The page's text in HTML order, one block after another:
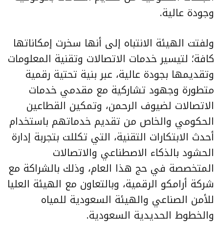
وجودة عالية.
ولفتت الهيئة الانتباه إلى أنها سخرت إمكاناتها
كافة؛ لتيسير خدمات الاتصالات وتقنية المعلومات
وتقديمها بجودة عالية، عبر بنية تحتية رقمية
متطورة وجهود تشاركية مع مقدمي خدمات
الاتصالات لضيوف الرحمن، وتمكين القطاعين
الحكومي والخاص من تقديم خدماتهم باستخدام
أحدث الابتكارات التقنية، التي تكللت بتجربة إدارة
الحشود بالذكاء الاصطناعي والاتصالات
المتخصصة في حج هذا العام، وذلك بالشراكة مع
شركة أرامكو الرقمية، وبالتعاون مع الهيئة العليا
للأمن الصناعي والهيئة السعودية للمياه
والخطوط الحديدية السعودية.